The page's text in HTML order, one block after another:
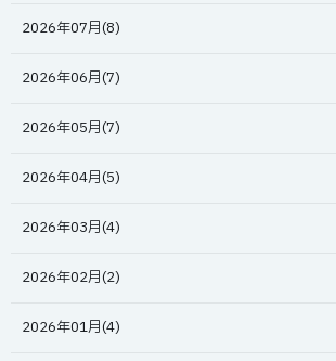
2026年07月(8)
2026年06月(7)
2026年05月(7)
2026年04月(5)
2026年03月(4)
2026年02月(2)
2026年01月(4)